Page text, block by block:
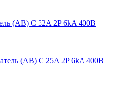
(АВ) C 32A 2P 6kA 400В